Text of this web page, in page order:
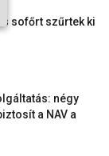
sofőrt szűrtek ki
négy
a NAV a